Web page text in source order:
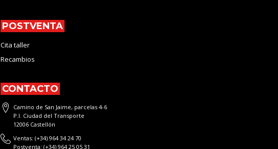
POSTVENTA
Cita taller
Recambios
CONTACTO
Camino de San Jaime, parcelas 4-6
P.I. Ciudad del Transporte
12006 Castellón
Ventas: (+34) 964 34 24 70
Postventa: (+34) 964 25 05 31